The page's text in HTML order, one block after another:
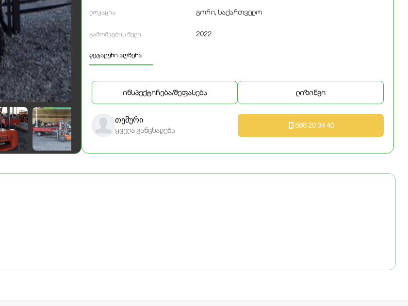
ლოკაცია გორი, საქართველო
გამოშვების წელი 2022
დეტალური აღწერა
ინსპექტირება/შეფასება ლიზინგი
თემური
ყველა განცხადება
595 20 34 40